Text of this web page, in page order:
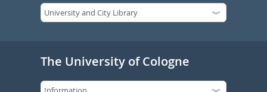
The University of Cologne